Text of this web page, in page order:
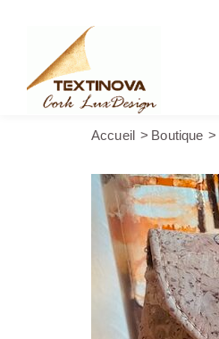
Accueil Boutique